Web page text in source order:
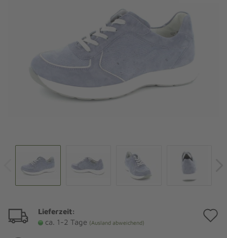
Lieferzeit:
ca. 1-2 Tage (Ausland abweichend)